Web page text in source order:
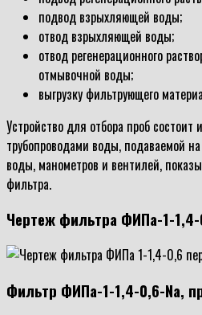
подвод взрыхляющей воды;
отвод взрыхляющей воды;
отвод регенерационного
отмывочной воды;
выгрузку фильтрующего
Устройство для отбора проб состоит
трубопроводами воды, подаваемой на
воды, манометров и вентилей,
фильтра.
Чертеж фильтра ФИПа-1-1,4-
Фильтр ФИПа-1-1,4-0,6-Na,